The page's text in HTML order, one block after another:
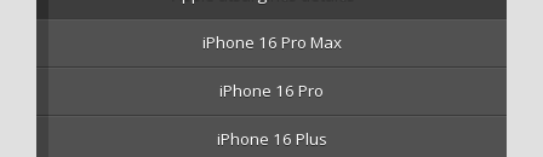
iPhone 16 Pro Max
iPhone 16 Pro
iPhone 16 Plus